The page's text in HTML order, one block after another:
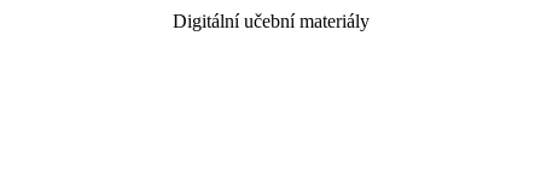
Digitální učební materiály